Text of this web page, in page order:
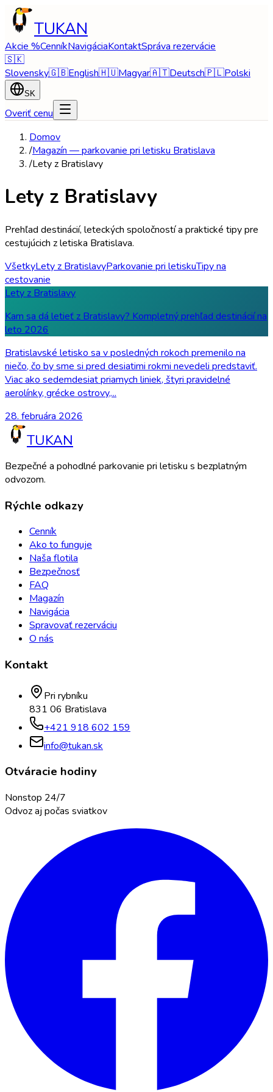
TUKAN
Akcie %CenníkNavigáciaKontaktSpráva rezervácie
🇸🇰
Slovensky🇬🇧English🇭🇺Magyar🇦🇹Deutsch🇵🇱Polski
SK
Overiť cenu
Domov
/Magazín — parkovanie pri letisku Bratislava
/Lety z Bratislavy
Lety z Bratislavy
Prehľad destinácií, leteckých spoločností a praktické tipy pre
cestujúcich z letiska Bratislava.
VšetkyLety z BratislavyParkovanie pri letiskuTipy na
cestovanie
Lety z Bratislavy
Kam sa dá letieť z Bratislavy? Kompletný prehľad destinácií na
leto 2026
Bratislavské letisko sa v posledných rokoch premenilo na
niečo, čo by sme si pred desiatimi rokmi nevedeli predstaviť.
Viac ako sedemdesiat priamych liniek, štyri pravidelné
aerolínky, grécke ostrovy,...
28. februára 2026
TUKAN
Bezpečné a pohodlné parkovanie pri letisku s bezplatným
odvozom.
Rýchle odkazy
Cenník
Ako to funguje
Naša flotila
Bezpečnosť
FAQ
Magazín
Navigácia
Spravovať rezerváciu
O nás
Kontakt
Pri rybníku
831 06 Bratislava
+421 918 602 159
info@tukan.sk
Otváracie hodiny
Nonstop 24/7
Odvoz aj počas sviatkov